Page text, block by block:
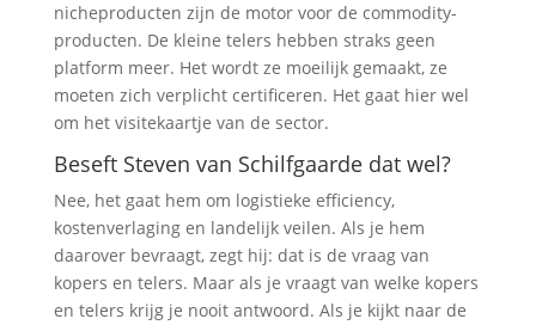
nicheproducten zijn de motor voor de commodity-
producten. De kleine telers hebben straks geen
platform meer. Het wordt ze moeilijk gemaakt, ze
moeten zich verplicht certificeren. Het gaat hier wel
om het visitekaartje van de sector.
Beseft Steven van Schilfgaarde dat wel?
Nee, het gaat hem om logistieke efficiency,
kostenverlaging en landelijk veilen. Als je hem
daarover bevraagt, zegt hij: dat is de vraag van
kopers en telers. Maar als je vraagt van welke kopers
en telers krijg je nooit antwoord. Als je kijkt naar de